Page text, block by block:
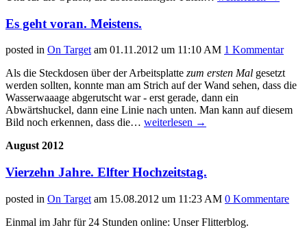
Es geht voran. Meistens.
posted in On Target am 01.11.2012 um 11:10 AM 1 Kommentar
Als die Steckdosen über der Arbeitsplatte zum ersten Mal gesetzt
werden sollten, konnte man am Strich auf der Wand sehen, dass die
Wasserwaaage abgerutscht war - erst gerade, dann ein
Abwärtshuckel, dann eine Linie nach unten. Man kann auf diesem
Bild noch erkennen, dass die… weiterlesen →
August 2012
Vierzehn Jahre. Elfter Hochzeitstag.
posted in On Target am 15.08.2012 um 11:23 AM 0 Kommentare
Einmal im Jahr für 24 Stunden online: Unser Flitterblog.